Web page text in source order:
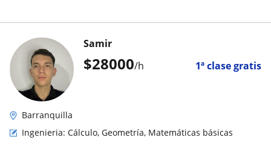
$28000/h 1ª clase gratis
Samir
Barranquilla
Ingenieria: Cálculo, Geometría, Matemáticas básicas